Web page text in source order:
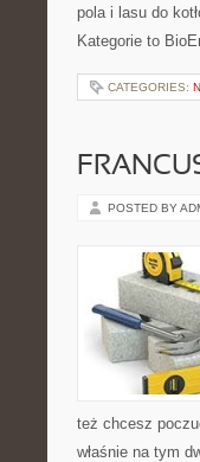
pola i lasu do
Kategorie to
CATEGORIES:
POSTED BY
też chcesz
właśnie na tym